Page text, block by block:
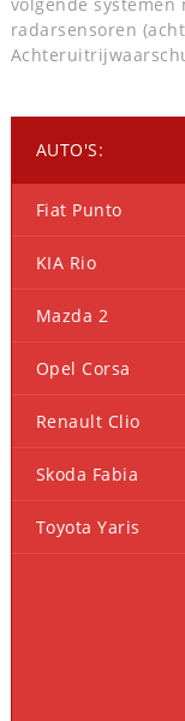
radarsensoren
AUTO'S:
Fiat Punto
KIA Rio
Mazda 2
Opel Corsa
Renault Clio
Skoda Fabia
Toyota Yaris